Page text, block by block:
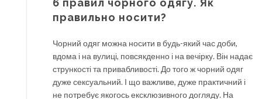
6 правил чорного одягу. Як
правильно носити?
Чорний одяг можна носити в будь-який час доби,
вдома і на вулиці, повсякденно і на вечірку. Він надає
стрункості та привабливості. До того ж чорний одяг
дуже сексуальний. І що важливе, дуже практичний і
не потребує якогось ексклюзивного догляду. На